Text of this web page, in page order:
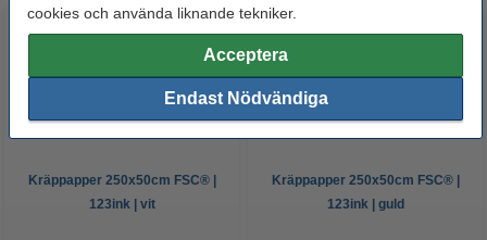
cookies och använda liknande tekniker.
Acceptera
Endast Nödvändiga
Kräppapper 250x50cm FSC® |
123ink | vit
Kräppapper 250x50cm FSC® |
123ink | guld